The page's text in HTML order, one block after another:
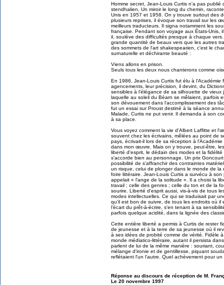
Homme secret, Jean-Louis Curtis n'a pas
stendhalien, Un miroir le long du chemin,
Unis en 1957 et 1958. On y trouve surtout des
plusieurs reprises, il évoque son travail sur les
meilleurs traducteurs. Il signa notamment les
française. Pendant son voyage aux États-Unis,
il, soulève des difficultés presque à chaque
grande quantité de beaux vers que les autres
des sommets de l'art shakespearien, c'est le
surnaturelle et déchirante beauté :
Viens allons en prison.
Seuls tous les deux nous chanterons comme
En 1986, Jean-Louis Curtis fut élu à l'Académie
agencements, leur précision, il devint, du
sensibles à l'élégance de sa silhouette de
laquelle au soleil du Béarn se mêlaient, parfois
son dévouement dans l'accomplissement des
fut un essai sur Proust destiné à la séance
Malade, Curtis ne put venir. Il demanda à son
à sa place.
Vous voyez comment la vie d'Albert Laffitte et
souvent chez les écrivains, mêlées au point de
pays, écrivait-il lors de sa réception à
dans mon œuvre. Mais on y trouve, peut-être,
liberté d'esprit, le dédain des modes et la
s'accorde bien au personnage. Un prix
possibilité de s'affranchir des contraintes
un risque, celui de plonger dans le monde de
foire littéraire. Jean-Louis Curtis a survécu à
appelait « l'ange de la solitude ». Il a choisi la
travail ; celle des genres ; celle du ton et de la
sourire. Liberté d'esprit aussi, vis-à-vis de tous
modes intellectuelles. Ce qui se traduisait par
qu'il est bon de suivre, de tous les endroits où
l'écart du prêt-à-écrire, s'en tenant à sa
parfois quelque acidité, dans la lignée des
Cette entière liberté a permis à Curtis de rester
de jeunesse et à la terre de sa jeunesse où il
à ses idées de probité comme de vérité. Fidèle
monde médiatico-littéraire, autant il persista
parlent de lui de la même manière : souriant,
mélange d'ironie et de gentillesse, piquant
reflétaient l'un l'autre. Quel achèvement pour un
Réponse au discours de réception de M.
Le 20 novembre 1997